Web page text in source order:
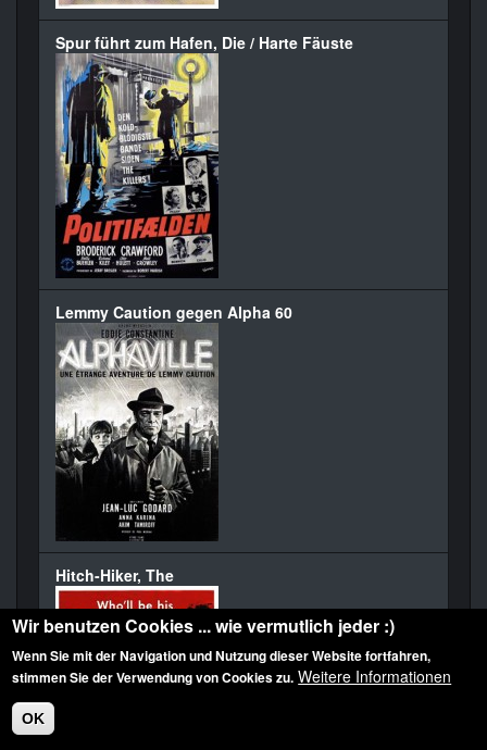
Spur führt zum Hafen, Die / Harte Fäuste
Lemmy Caution gegen Alpha 60
Hitch-Hiker, The
Wir benutzen Cookies ... wie vermutlich jeder :)
Wenn Sie mit der Navigation und Nutzung dieser Website fortfahren,
stimmen Sie der Verwendung von Cookies zu. Weitere Informationen
OK